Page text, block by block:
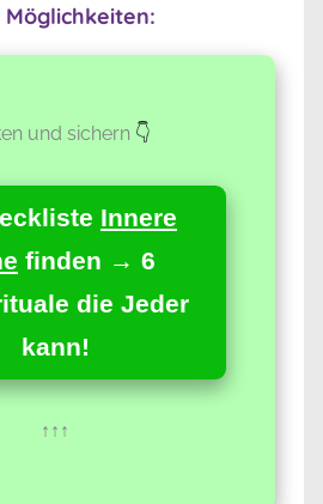
und sichern👇
Innere
finden → 6
die Jeder
kann!
↑↑↑